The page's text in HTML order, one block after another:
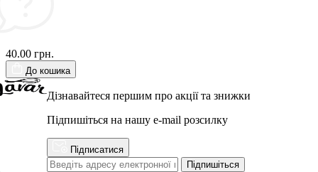
40.00 грн.
До кошика
Дізнавайтеся першим про акції та знижки
Підпишіться на нашу e-mail розсилку
Підписатися
Підпишіться